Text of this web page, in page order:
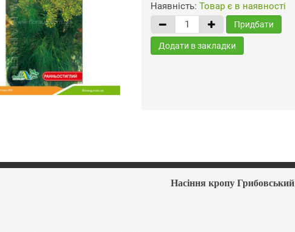
Наявність: Товар є в наявності
Придбати
Додати в закладки
Насіння кропу Грибовський